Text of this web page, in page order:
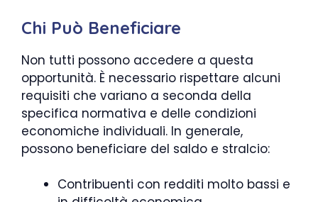
Chi Può Beneficiare
Non tutti possono accedere a questa
opportunità. È necessario rispettare alcuni
requisiti che variano a seconda della
specifica normativa e delle condizioni
economiche individuali. In generale,
possono beneficiare del saldo e stralcio:
Contribuenti con redditi molto bassi e